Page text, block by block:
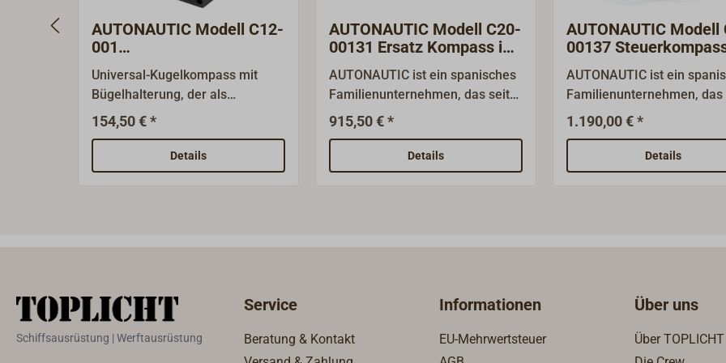
AUTONAUTIC Modell C12-
001
Rettungsbootkompass
Universal-Kugelkompass mit
Bügelhalterung, der als
Rettungsbootkompass gut
geeignet ist.Innenkardanik mit
Voraus-Steuerstrich und
schwarzer, gut ablesbarer 5°-
0474-23 Class B
Zertifikat liegt dem Kompass
154,50 € *
Details
AUTONAUTIC Modell C20-
00131 Ersatz Kompass im
Holzkasten
AUTONAUTIC ist ein spanisches
Familienunternehmen, das seit
fast 50 Jahren qualitativ
hochwertige Magnetkompasse
und meteorologische
Instrumente herstellt. Die
sind robuste Instrumente, die
und für ausrüstungspflichtige
915,50 € *
Details
AUTONAUTIC Modell
00137
AUTONAUTIC ist ein
Familienunternehmen,
fast 50 Jahren qualitativ
hochwertige
und meteorologische
Instrumente herstellt. Die
sind robuste Instrumente,
speziell für die
und für
1.190,00 € *
Details
Schiffsausrüstung | Werftausrüstung
Service
Beratung & Kontakt
Informationen
EU-Mehrwertsteuer
Über uns
Über TOPLICHT